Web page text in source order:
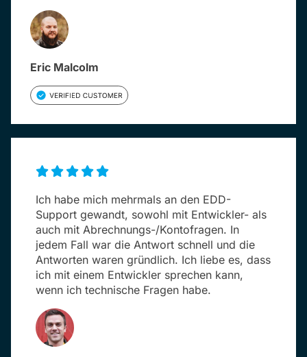
Eric Malcolm
Ich habe mich mehrmals an den EDD-
Support gewandt, sowohl mit Entwickler- als
auch mit Abrechnungs-/Kontofragen. In
jedem Fall war die Antwort schnell und die
Antworten waren gründlich. Ich liebe es, dass
ich mit einem Entwickler sprechen kann,
wenn ich technische Fragen habe.